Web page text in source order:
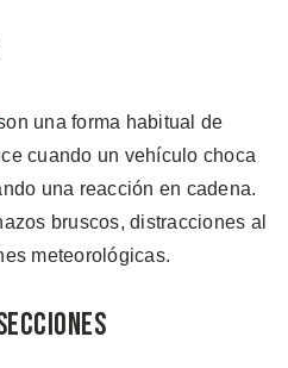
una forma habitual de
cuando un vehículo choca
una reacción en cadena.
bruscos, distracciones al
meteorológicas.